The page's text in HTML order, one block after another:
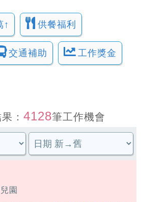
↑ 供餐福利
交通補助 工作獎金
： 4128筆工作機會
園